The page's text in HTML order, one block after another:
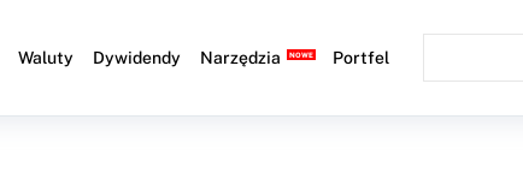
Waluty Dywidendy Narzędzia Portfel